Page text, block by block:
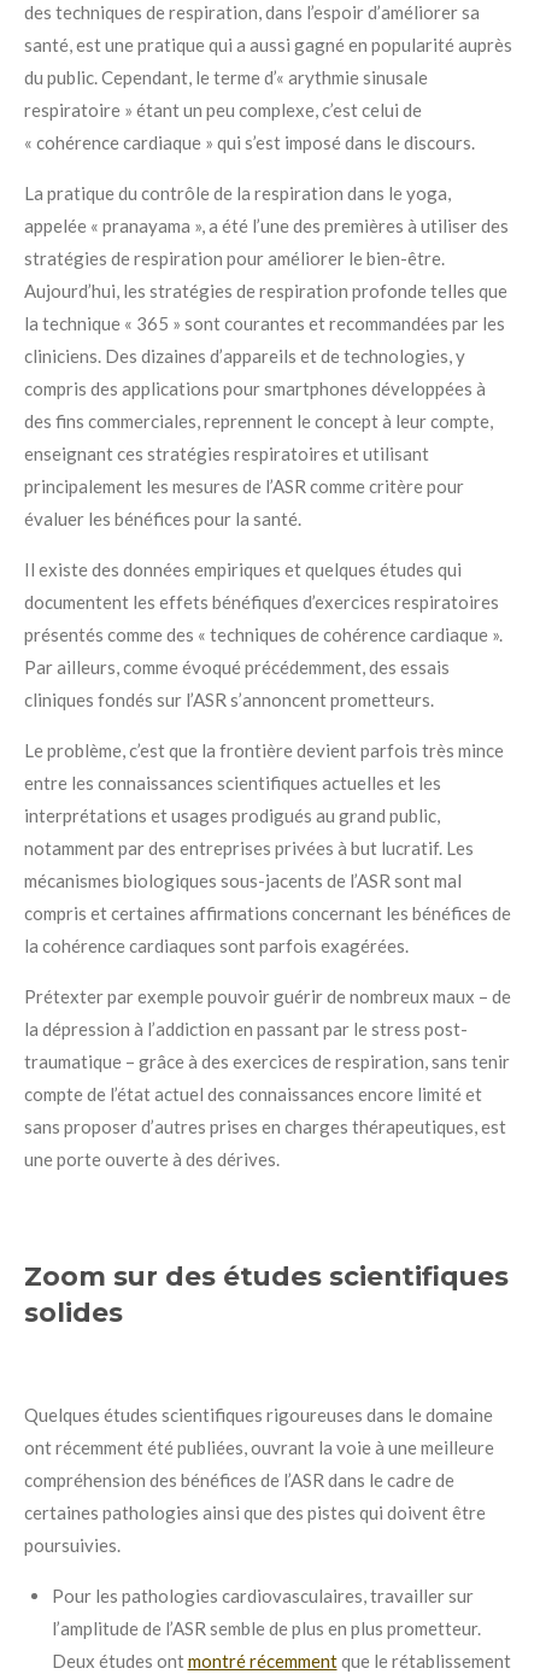
des techniques de respiration, dans l’espoir d’améliorer sa
santé, est une pratique qui a aussi gagné en popularité auprès
du public. Cependant, le terme d’« arythmie sinusale
respiratoire » étant un peu complexe, c’est celui de
« cohérence cardiaque » qui s’est imposé dans le discours.
La pratique du contrôle de la respiration dans le yoga,
appelée « pranayama », a été l’une des premières à utiliser des
stratégies de respiration pour améliorer le bien-être.
Aujourd’hui, les stratégies de respiration profonde telles que
la technique « 365 » sont courantes et recommandées par les
cliniciens. Des dizaines d’appareils et de technologies, y
compris des applications pour smartphones développées à
des fins commerciales, reprennent le concept à leur compte,
enseignant ces stratégies respiratoires et utilisant
principalement les mesures de l’ASR comme critère pour
évaluer les bénéfices pour la santé.
Il existe des données empiriques et quelques études qui
documentent les effets bénéfiques d’exercices respiratoires
présentés comme des « techniques de cohérence cardiaque ».
Par ailleurs, comme évoqué précédemment, des essais
cliniques fondés sur l’ASR s’annoncent prometteurs.
Le problème, c’est que la frontière devient parfois très mince
entre les connaissances scientifiques actuelles et les
interprétations et usages prodigués au grand public,
notamment par des entreprises privées à but lucratif. Les
mécanismes biologiques sous-jacents de l’ASR sont mal
compris et certaines affirmations concernant les bénéfices de
la cohérence cardiaques sont parfois exagérées.
Prétexter par exemple pouvoir guérir de nombreux maux – de
la dépression à l’addiction en passant par le stress post-
traumatique – grâce à des exercices de respiration, sans tenir
compte de l’état actuel des connaissances encore limité et
sans proposer d’autres prises en charges thérapeutiques, est
une porte ouverte à des dérives.
Zoom sur des études scientifiques
solides
Quelques études scientifiques rigoureuses dans le domaine
ont récemment été publiées, ouvrant la voie à une meilleure
compréhension des bénéfices de l’ASR dans le cadre de
certaines pathologies ainsi que des pistes qui doivent être
poursuivies.
Pour les pathologies cardiovasculaires, travailler sur
l’amplitude de l’ASR semble de plus en plus prometteur.
Deux études ontmontré récemmentque le rétablissement